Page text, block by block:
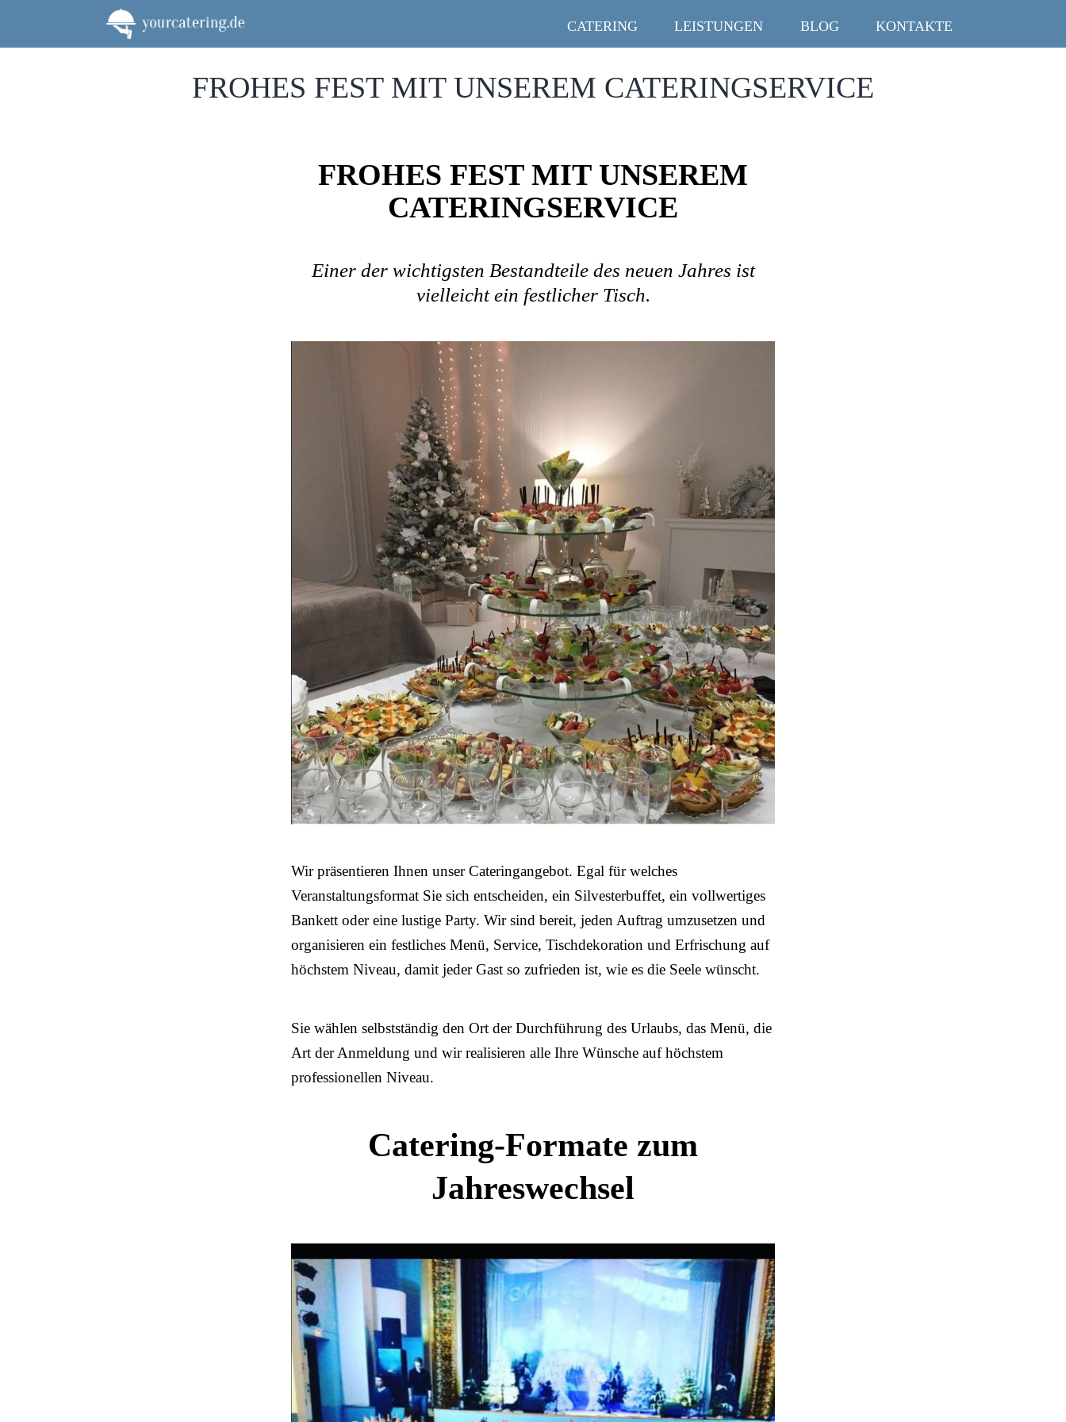
CATERING LEISTUNGEN BLOG KONTAKTE
FROHES FEST MIT UNSEREM CATERINGSERVICE
FROHES FEST MIT UNSEREM
CATERINGSERVICE
Einer der wichtigsten Bestandteile des neuen Jahres ist
vielleicht ein festlicher Tisch.
Wir präsentieren Ihnen unser Cateringangebot. Egal für welches
Veranstaltungsformat Sie sich entscheiden, ein Silvesterbuffet, ein vollwertiges
Bankett oder eine lustige Party. Wir sind bereit, jeden Auftrag umzusetzen und
organisieren ein festliches Menü, Service, Tischdekoration und Erfrischung auf
höchstem Niveau, damit jeder Gast so zufrieden ist, wie es die Seele wünscht.
Sie wählen selbstständig den Ort der Durchführung des Urlaubs, das Menü, die
Art der Anmeldung und wir realisieren alle Ihre Wünsche auf höchstem
professionellen Niveau.
Catering-Formate zum
Jahreswechsel